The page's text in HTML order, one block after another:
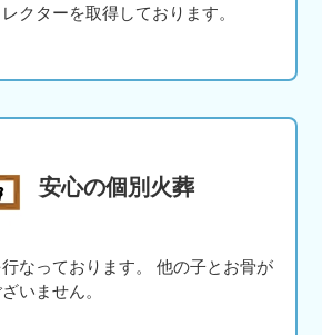
クターを取得しております。
安心の個別火葬
なっております。 他の子とお骨が
いません。